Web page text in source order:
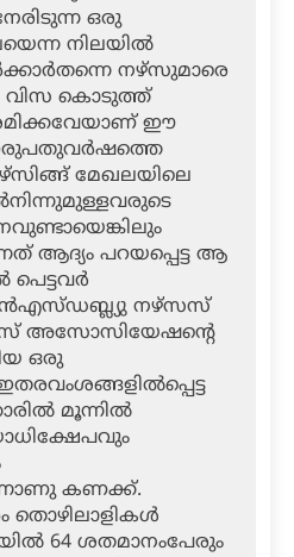
ഒരു
നിലയില്‍
നഴ്‌സുമാരെ
വിസ കൊടുത്ത്
ഈ
മേഖലയിലെ
ആദ്യം പറയപ്പെട്ട ആ
പെട്ടവര്‍
നഴ്‌സസ്
അസോസിയേഷന്റെ
ഒരു
മൂന്നില്‍
കണക്ക്.
തൊഴിലാളികള്‍
64 ശതമാനംപേരും